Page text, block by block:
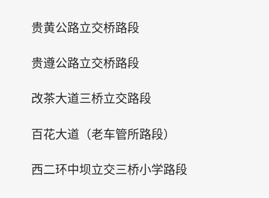
贵黄公路立交桥路段
贵遵公路立交桥路段
改茶大道三桥立交路段
百花大道（老车管所路段）
西二环中坝立交三桥小学路段